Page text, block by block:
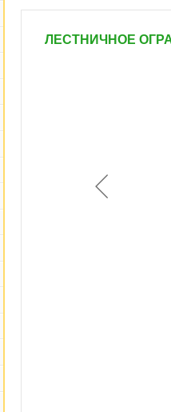
ЛЕСТНИЧНОЕ